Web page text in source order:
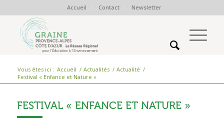
Accueil Contact Newsletter
Vous êtes ici : Accueil / Actualités / Actualité /
Festival « Enfance et Nature »
FESTIVAL « ENFANCE ET NATURE »